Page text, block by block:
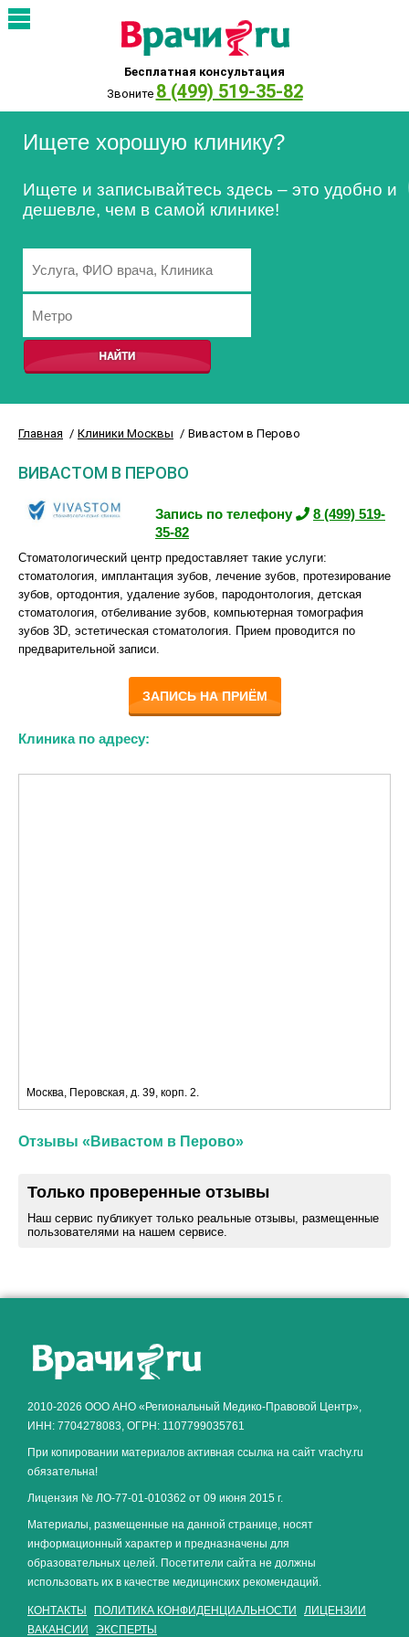
Бесплатная консультация
Звоните 8 (499) 519-35-82
Ищете хорошую клинику?
Ищете и записывайтесь здесь – это удобно и
дешевле, чем в самой клинике!
Главная Клиники Москвы Вивастом в Перово
ВИВАСТОМ В ПЕРОВО
Запись по телефону
8 (499) 519-
35-82
Стоматологический центр предоставляет такие услуги:
стоматология, имплантация зубов, лечение зубов, протезирование
зубов, ортодонтия, удаление зубов, пародонтология, детская
стоматология, отбеливание зубов, компьютерная томография
зубов 3D, эстетическая стоматология. Прием проводится по
предварительной записи.
ЗАПИСЬ НА ПРИЁМ
Клиника по адресу:
Москва, Перовская, д. 39, корп. 2.
Отзывы «Вивастом в Перово»
Только проверенные отзывы
Наш сервис публикует только реальные отзывы, размещенные
пользователями на нашем сервисе.
2010-2026 ООО АНО «Региональный Медико-Правовой Центр»,
ИНН: 7704278083, ОГРН: 1107799035761
При копировании материалов активная ссылка на сайт vrachy.ru
обязательна!
Лицензия № ЛО-77-01-010362 от 09 июня 2015 г.
Материалы, размещенные на данной странице, носят
информационный характер и предназначены для
образовательных целей. Посетители сайта не должны
использовать их в качестве медицинских рекомендаций.
КОНТАКТЫ ПОЛИТИКА КОНФИДЕНЦИАЛЬНОСТИ
ЛИЦЕНЗИИ
ВАКАНСИИ
ЭКСПЕРТЫ